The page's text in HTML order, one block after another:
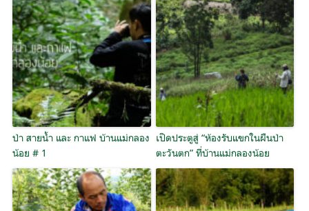
ป่า สายน้ำ และ กาแฟ บ้านแม่กลอง
น้อย # 1
เปิดประตูสู่ “ห้องรับแขกในผืนป่า
ตะวันตก” ที่บ้านแม่กลองน้อย